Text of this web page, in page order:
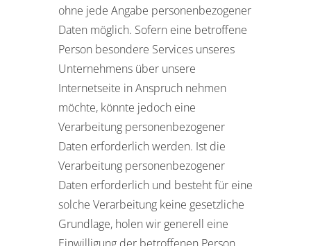
ohne jede Angabe personenbezogener
Daten möglich. Sofern eine betroffene
Person besondere Services unseres
Unternehmens über unsere
Internetseite in Anspruch nehmen
möchte, könnte jedoch eine
Verarbeitung personenbezogener
Daten erforderlich werden. Ist die
Verarbeitung personenbezogener
Daten erforderlich und besteht für eine
solche Verarbeitung keine gesetzliche
Grundlage, holen wir generell eine